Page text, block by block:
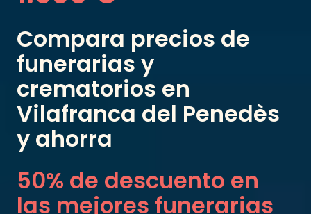
Compara precios de
funerarias y
crematorios en
Vilafranca del Penedès
y ahorra
50% de descuento en
las mejores funerarias